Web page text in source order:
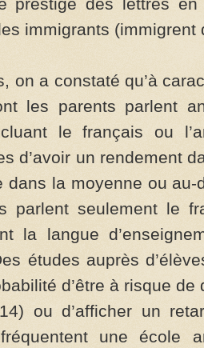
prestige des lettrés
immigrants (immigrent
on a constaté qu’à
les parents parlent
le français ou
d’avoir un rendement
dans la moyenne ou
parlent seulement le
la langue
études auprès
d’être à risque
ou d’afficher un
une école